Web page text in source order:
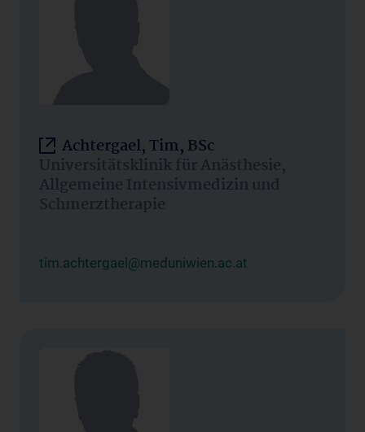
Achtergael, Tim, BSc
Universitätsklinik für Anästhesie,
Allgemeine Intensivmedizin und
Schmerztherapie
tim.achtergael@meduniwien.ac.at